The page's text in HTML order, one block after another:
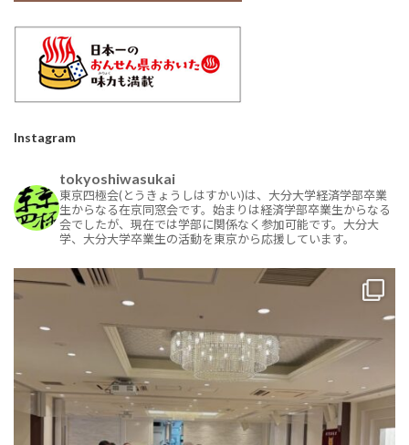
Instagram
tokyoshiwasukai
東京四極会(とうきょうしはすかい)は、大分大学経済学部卒業
生からなる在京同窓会です。始まりは経済学部卒業生からなる
会でしたが、現在では学部に関係なく参加可能です。大分大
学、大分大学卒業生の活動を東京から応援しています。